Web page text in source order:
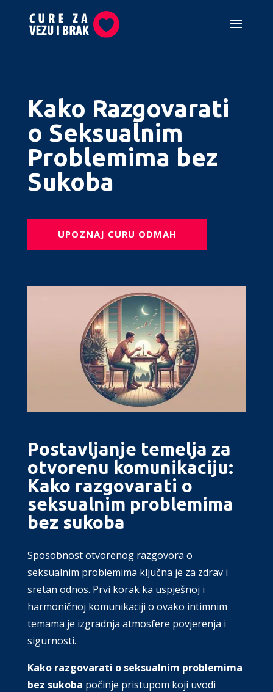
Kako Razgovarati
o Seksualnim
Problemima bez
Sukoba
UPOZNAJ CURU ODMAH
Postavljanje temelja za
otvorenu komunikaciju:
Kako razgovarati o
seksualnim problemima
bez sukoba
Sposobnost otvorenog razgovora o
seksualnim problemima ključna je za zdrav i
sretan odnos. Prvi korak ka uspješnoj i
harmoničnoj komunikaciji o ovako intimnim
temama je izgradnja atmosfere povjerenja i
sigurnosti.
Kako razgovarati o seksualnim problemima
bez sukoba počinje pristupom koji uvodi